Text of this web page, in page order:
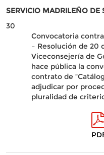
SERVICIO MADRILEÑO DE
30
Convocatoria
– Resolución de 20
Viceconsejería de
hace pública la
contrato de
adjudicar por
pluralidad de